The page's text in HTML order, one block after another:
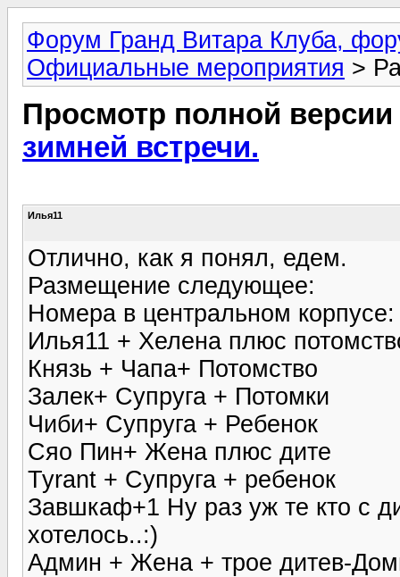
Форум Гранд Витара Клуба,
Официальные мероприятия >
Просмотр полной
зимней встречи.
Илья11
Отлично, как я понял, едем.
Размещение следующее:
Номера в центральном корпусе:
Илья11 + Хелена плюс
Князь + Чапа+ Потомство
Залек+ Супруга + Потомки
Чиби+ Супруга + Ребенок
Сяо Пин+ Жена плюс дите
Tyrant + Супруга + ребенок
Завшкаф+1 Ну раз уж те кто с
хотелось..:)
Админ + Жена + трое дитев-